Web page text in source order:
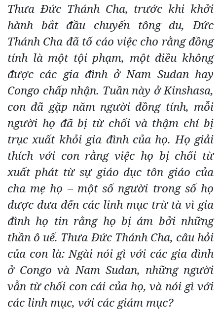
Thưa Đức Thánh Cha, trước khi khởi
hành bắt đầu chuyến tông du, Đức
Thánh Cha đã tố cáo việc cho rằng đồng
tính là một tội phạm, một điều không
được các gia đình ở Nam Sudan hay
Congo chấp nhận. Tuần này ở Kinshasa,
con đã gặp năm người đồng tính, mỗi
người họ đã bị từ chối và thậm chí bị
trục xuất khỏi gia đình của họ. Họ giải
thích với con rằng việc họ bị chối từ
xuất phát từ sự giáo dục tôn giáo của
cha mẹ họ – một số người trong số họ
được đưa đến các linh mục trừ tà vì gia
đình họ tin rằng họ bị ám bởi những
thần ô uế. Thưa Đức Thánh Cha, câu hỏi
của con là: Ngài nói gì với các gia đình
ở Congo và Nam Sudan, những người
vẫn từ chối con cái của họ, và nói gì với
các linh mục, với các giám mục?